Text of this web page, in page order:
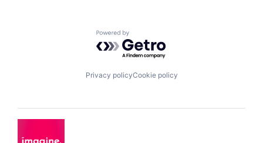
Powered by Getro.com
Privacy policyCookie policy